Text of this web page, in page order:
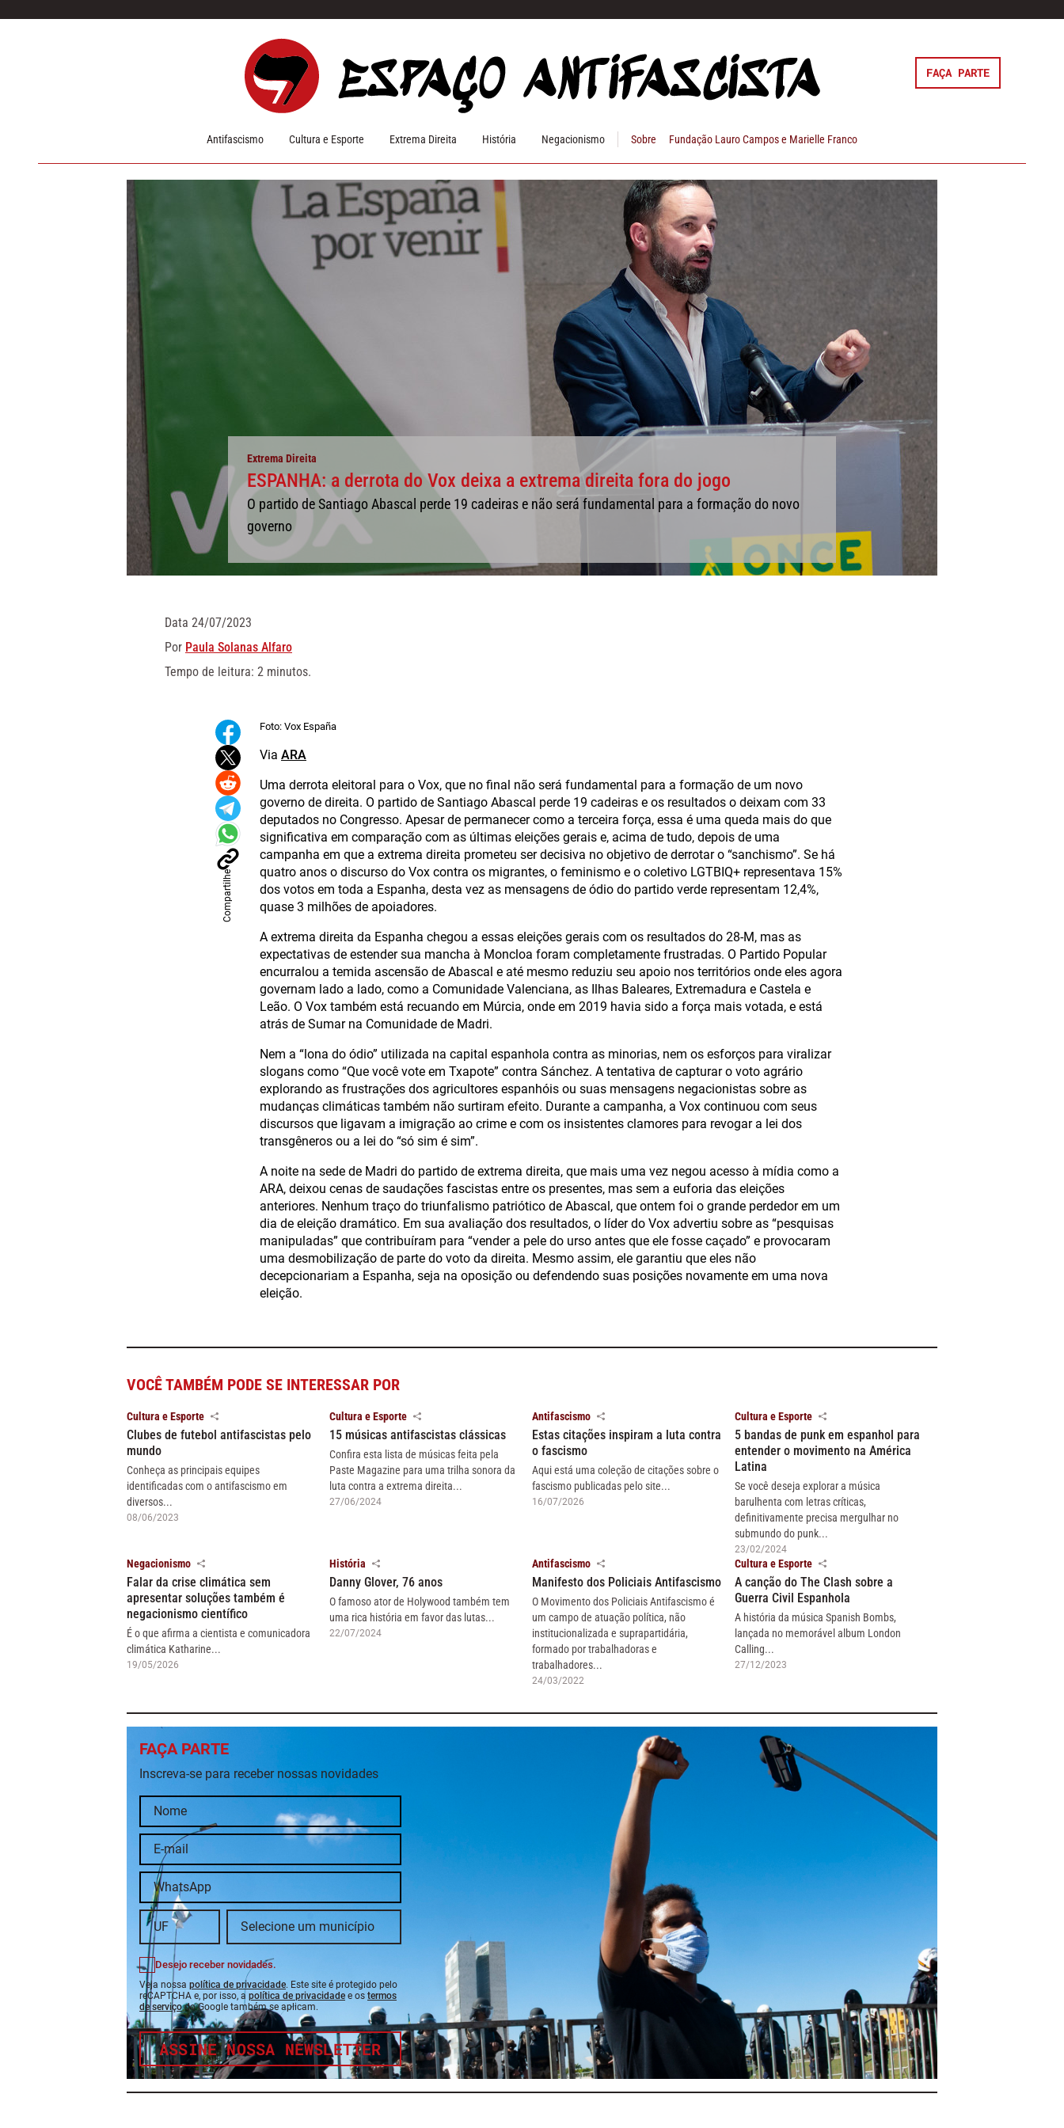
FAÇA PARTE
Antifascismo Cultura e Esporte Extrema Direita História Negacionismo Sobre Fundação Lauro Campos e Marielle Franco
Extrema Direita
ESPANHA: a derrota do Vox deixa a extrema direita fora do jogo
O partido de Santiago Abascal perde 19 cadeiras e não será fundamental para a formação do novo
governo
Data 24/07/2023
Por Paula Solanas Alfaro
Tempo de leitura: 2 minutos.
Compartilhe
Foto: Vox España
Via ARA
Uma derrota eleitoral para o Vox, que no final não será fundamental para a formação de um novo
governo de direita. O partido de Santiago Abascal perde 19 cadeiras e os resultados o deixam com 33
deputados no Congresso. Apesar de permanecer como a terceira força, essa é uma queda mais do que
significativa em comparação com as últimas eleições gerais e, acima de tudo, depois de uma
campanha em que a extrema direita prometeu ser decisiva no objetivo de derrotar o “sanchismo”. Se há
quatro anos o discurso do Vox contra os migrantes, o feminismo e o coletivo LGTBIQ+ representava 15%
dos votos em toda a Espanha, desta vez as mensagens de ódio do partido verde representam 12,4%,
quase 3 milhões de apoiadores.
A extrema direita da Espanha chegou a essas eleições gerais com os resultados do 28-M, mas as
expectativas de estender sua mancha à Moncloa foram completamente frustradas. O Partido Popular
encurralou a temida ascensão de Abascal e até mesmo reduziu seu apoio nos territórios onde eles agora
governam lado a lado, como a Comunidade Valenciana, as Ilhas Baleares, Extremadura e Castela e
Leão. O Vox também está recuando em Múrcia, onde em 2019 havia sido a força mais votada, e está
atrás de Sumar na Comunidade de Madri.
Nem a “lona do ódio” utilizada na capital espanhola contra as minorias, nem os esforços para viralizar
slogans como “Que você vote em Txapote” contra Sánchez. A tentativa de capturar o voto agrário
explorando as frustrações dos agricultores espanhóis ou suas mensagens negacionistas sobre as
mudanças climáticas também não surtiram efeito. Durante a campanha, a Vox continuou com seus
discursos que ligavam a imigração ao crime e com os insistentes clamores para revogar a lei dos
transgêneros ou a lei do “só sim é sim”.
A noite na sede de Madri do partido de extrema direita, que mais uma vez negou acesso à mídia como a
ARA, deixou cenas de saudações fascistas entre os presentes, mas sem a euforia das eleições
anteriores. Nenhum traço do triunfalismo patriótico de Abascal, que ontem foi o grande perdedor em um
dia de eleição dramático. Em sua avaliação dos resultados, o líder do Vox advertiu sobre as “pesquisas
manipuladas” que contribuíram para “vender a pele do urso antes que ele fosse caçado” e provocaram
uma desmobilização de parte do voto da direita. Mesmo assim, ele garantiu que eles não
decepcionariam a Espanha, seja na oposição ou defendendo suas posições novamente em uma nova
eleição.
VOCÊ TAMBÉM PODE SE INTERESSAR POR
Cultura e Esporte
Clubes de futebol antifascistas pelo
mundo
Conheça as principais equipes
identificadas com o antifascismo em
diversos...
08/06/2023
Cultura e Esporte
15 músicas antifascistas clássicas
Confira esta lista de músicas feita pela
Paste Magazine para uma trilha sonora da
luta contra a extrema direita...
27/06/2024
Antifascismo
Estas citações inspiram a luta contra
o fascismo
Aqui está uma coleção de citações sobre o
fascismo publicadas pelo site...
16/07/2026
Cultura e Esporte
5 bandas de punk em espanhol para
entender o movimento na América
Latina
Se você deseja explorar a música
barulhenta com letras críticas,
definitivamente precisa mergulhar no
submundo do punk...
23/02/2024
Negacionismo
Falar da crise climática sem
apresentar soluções também é
negacionismo científico
É o que afirma a cientista e comunicadora
climática Katharine...
19/05/2026
História
Danny Glover, 76 anos
O famoso ator de Holywood também tem
uma rica história em favor das lutas...
22/07/2024
Antifascismo
Manifesto dos Policiais Antifascismo
O Movimento dos Policiais Antifascismo é
um campo de atuação política, não
institucionalizada e suprapartidária,
formado por trabalhadoras e
trabalhadores...
24/03/2022
Cultura e Esporte
A canção do The Clash sobre a
Guerra Civil Espanhola
A história da música Spanish Bombs,
lançada no memorável album London
Calling...
27/12/2023
FAÇA PARTE
Inscreva-se para receber nossas novidades
Desejo receber novidades.
Veja nossa política de privacidade. Este site é protegido pelo
reCAPTCHA e, por isso, a política de privacidade e os termos
de serviçodo Google também se aplicam.
ASSINE NOSSA NEWSLETTER